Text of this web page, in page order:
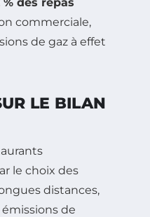
commerciale,
de gaz à effet
LE BILAN
le choix des
distances,
de